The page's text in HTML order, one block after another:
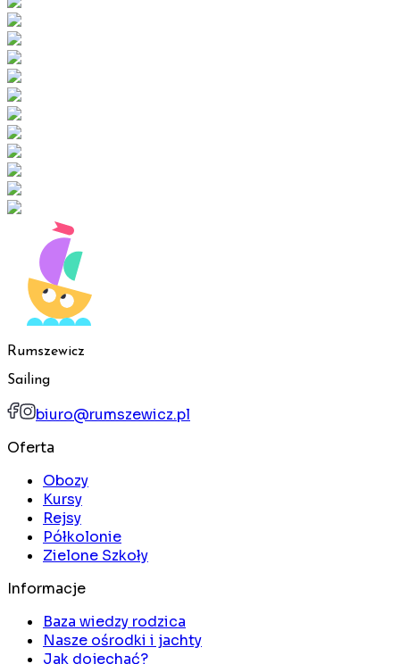
Rumszewicz
Sailing
biuro@rumszewicz.pl
Oferta
Obozy
Kursy
Rejsy
Półkolonie
Zielone Szkoły
Informacje
Baza wiedzy rodzica
Nasze ośrodki i jachty
Jak dojechać?